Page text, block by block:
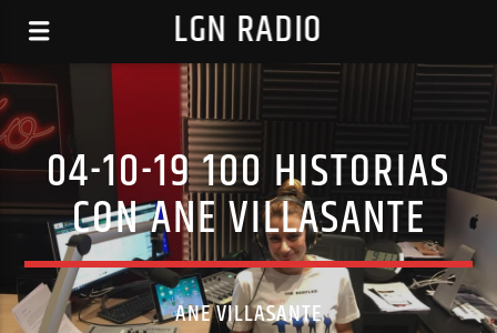
LGN RADIO
04-10-19 100 HISTORIAS
CON ANE VILLASANTE
ANE VILLASANTE